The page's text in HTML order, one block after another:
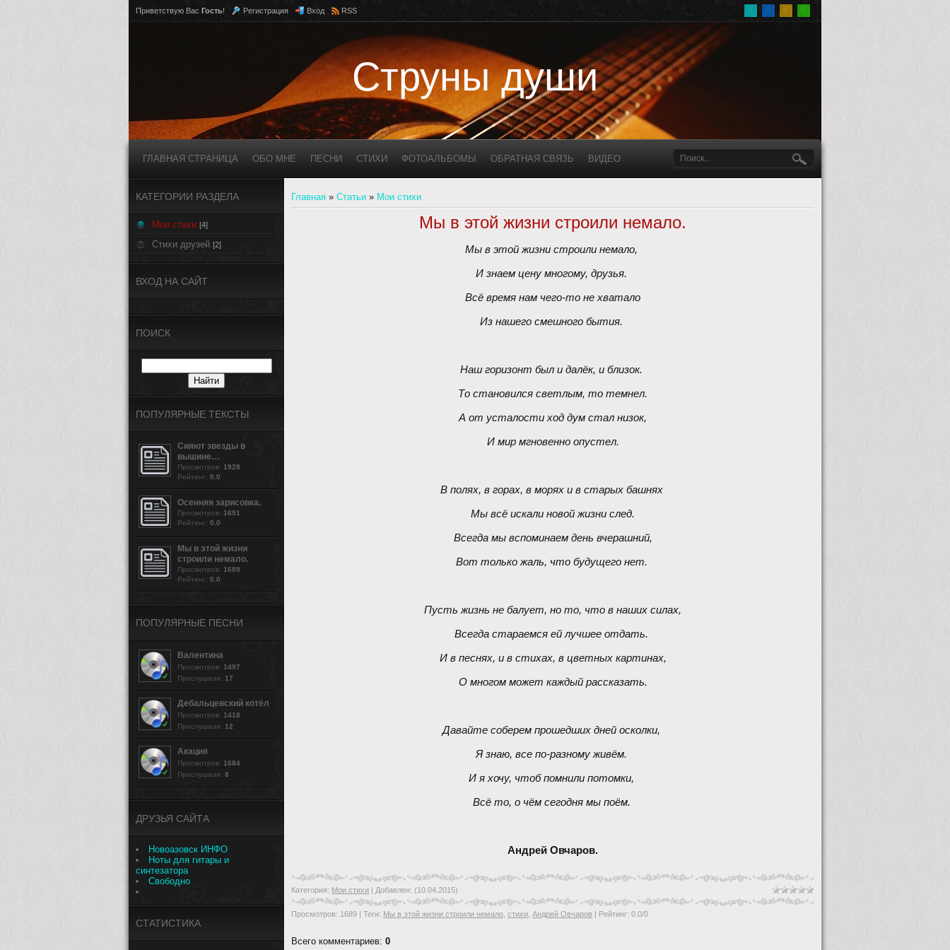
Приветствую Вас Гость! Регистрация Вход RSS
Струны души
ГЛАВНАЯ СТРАНИЦА ОБО МНЕ ПЕСНИ СТИХИ ФОТОАЛЬБОМЫ ОБРАТНАЯ СВЯЗЬ ВИДЕО
КАТЕГОРИИ РАЗДЕЛА
Мои стихи [4]
Стихи друзей [2]
ВХОД НА САЙТ
ПОИСК
ПОПУЛЯРНЫЕ ТЕКСТЫ
Сияют звезды в
вышине…
Просмотров: 1928
Рейтинг: 0.0
Осенняя зарисовка.
Просмотров: 1691
Рейтинг: 0.0
Мы в этой жизни
строили немало.
Просмотров: 1689
Рейтинг: 0.0
ПОПУЛЯРНЫЕ ПЕСНИ
Валентина
Просмотров: 1497
Прослушали: 17
Дебальцевский котёл
Просмотров: 1418
Прослушали: 12
Акация
Просмотров: 1684
Прослушали: 8
ДРУЗЬЯ САЙТА
Новоазовск ИНФО
Ноты для гитары и
синтезатора
Свободно
СТАТИСТИКА
Главная » Статьи » Мои стихи
Мы в этой жизни строили немало.
Мы в этой жизни строили немало,
И знаем цену многому, друзья.
Всё время нам чего-то не хватало
Из нашего смешного бытия.
Наш горизонт был и далёк, и близок.
То становился светлым, то темнел.
А от усталости ход дум стал низок,
И мир мгновенно опустел.
В полях, в горах, в морях и в старых башнях
Мы всё искали новой жизни след.
Всегда мы вспоминаем день вчерашний,
Вот только жаль, что будущего нет.
Пусть жизнь не балует, но то, что в наших силах,
Всегда стараемся ей лучшее отдать.
И в песнях, и в стихах, в цветных картинах,
О многом может каждый рассказать.
Давайте соберем прошедших дней осколки,
Я знаю, все по-разному живём.
И я хочу, чтоб помнили потомки,
Всё то, о чём сегодня мы поём.
Андрей Овчаров.
Категория: Мои стихи | Добавлен: (10.04.2015)
Просмотров: 1689 | Теги: Мы в этой жизни строили немало стихи Андрей Овчаров | Рейтинг: 0.0/0
Всего комментариев: 0